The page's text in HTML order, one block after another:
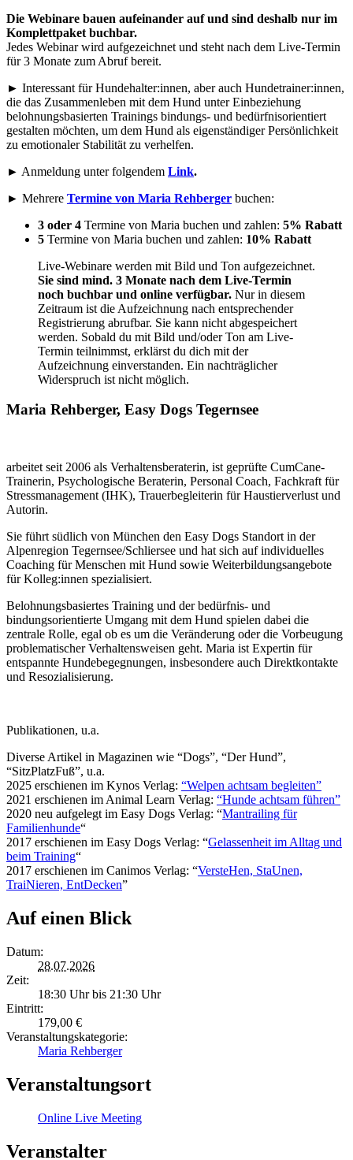
Die Webinare bauen aufeinander auf und sind deshalb nur im
Komplettpaket buchbar.
Jedes Webinar wird aufgezeichnet und steht nach dem Live-Termin
für 3 Monate zum Abruf bereit.
► Interessant für Hundehalter:innen, aber auch Hundetrainer:innen,
die das Zusammenleben mit dem Hund unter Einbeziehung
belohnungsbasierten Trainings bindungs- und bedürfnisorientiert
gestalten möchten, um dem Hund als eigenständiger Persönlichkeit
zu emotionaler Stabilität zu verhelfen.
► Anmeldung unter folgendem Link.
► Mehrere Termine von Maria Rehberger buchen:
3 oder 4 Termine von Maria buchen und zahlen: 5% Rabatt
5 Termine von Maria buchen und zahlen: 10% Rabatt
Live-Webinare werden mit Bild und Ton aufgezeichnet.
Sie sind mind. 3 Monate nach dem Live-Termin
noch buchbar und online verfügbar. Nur in diesem
Zeitraum ist die Aufzeichnung nach entsprechender
Registrierung abrufbar. Sie kann nicht abgespeichert
werden. Sobald du mit Bild und/oder Ton am Live-
Termin teilnimmst, erklärst du dich mit der
Aufzeichnung einverstanden. Ein nachträglicher
Widerspruch ist nicht möglich.
Maria Rehberger, Easy Dogs Tegernsee
arbeitet seit 2006 als Verhaltensberaterin, ist geprüfte CumCane-
Trainerin, Psychologische Beraterin, Personal Coach, Fachkraft für
Stressmanagement (IHK), Trauerbegleiterin für Haustierverlust und
Autorin.
Sie führt südlich von München den Easy Dogs Standort in der
Alpenregion Tegernsee/Schliersee und hat sich auf individuelles
Coaching für Menschen mit Hund sowie Weiterbildungsangebote
für Kolleg:innen spezialisiert.
Belohnungsbasiertes Training und der bedürfnis- und
bindungsorientierte Umgang mit dem Hund spielen dabei die
zentrale Rolle, egal ob es um die Veränderung oder die Vorbeugung
problematischer Verhaltensweisen geht. Maria ist Expertin für
entspannte Hundebegegnungen, insbesondere auch Direktkontakte
und Resozialisierung.
Publikationen, u.a.
Diverse Artikel in Magazinen wie “Dogs”, “Der Hund”,
“SitzPlatzFuß”, u.a.
2025 erschienen im Kynos Verlag: “Welpen achtsam begleiten”
2021 erschienen im Animal Learn Verlag: “Hunde achtsam führen”
2020 neu aufgelegt im Easy Dogs Verlag: “Mantrailing für
Familienhunde“
2017 erschienen im Easy Dogs Verlag: “Gelassenheit im Alltag und
beim Training“
2017 erschienen im Canimos Verlag: “VersteHen, StaUnen,
TraiNieren, EntDecken”
Auf einen Blick
Datum:
28.07.2026
Zeit:
18:30 Uhr bis 21:30 Uhr
Eintritt:
179,00 €
Veranstaltungskategorie:
Maria Rehberger
Veranstaltungsort
Online Live Meeting
Veranstalter